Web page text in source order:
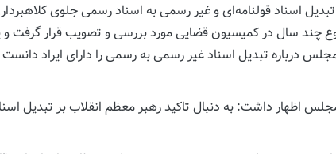
اسناد قولنامه‌ای و غیر رسمی به اسناد رسمی جلوی
چند سال در کمیسیون قضایی مورد بررسی و تصویب قرار
درباره تبدیل اسناد غیر رسمی به رسمی را دارای ایراد
اظهار داشت: به دنبال تاکید رهبر معظم انقلاب بر تبدیل